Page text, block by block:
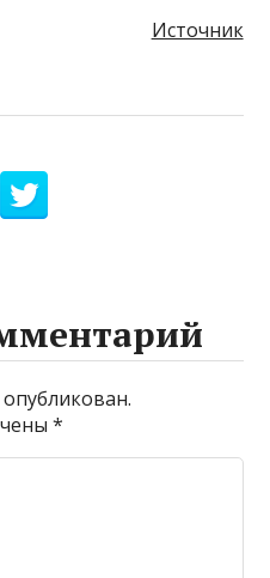
Источник
*